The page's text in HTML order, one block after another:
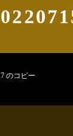
のコピー